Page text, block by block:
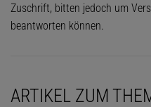
Zuschrift, bitten jedoch um
beantworten können.
ARTIKEL ZUM